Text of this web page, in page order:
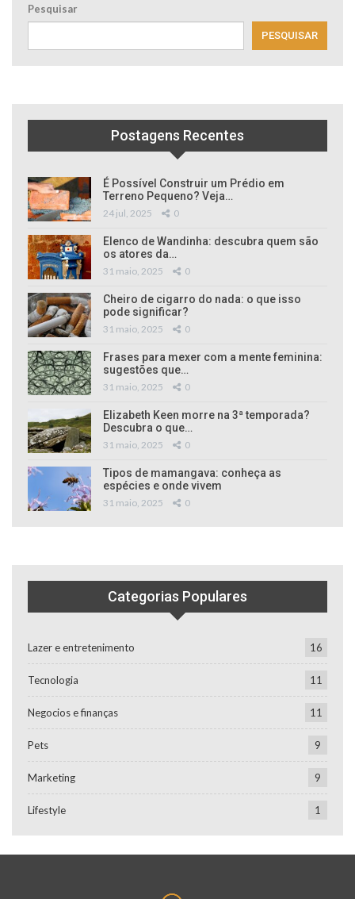
Pesquisar
PESQUISAR
Postagens Recentes
É Possível Construir um Prédio em
Terreno Pequeno? Veja…
24 jul, 2025 0
Elenco de Wandinha: descubra quem são
os atores da…
31 maio, 2025 0
Cheiro de cigarro do nada: o que isso
pode significar?
31 maio, 2025 0
Frases para mexer com a mente feminina:
sugestões que…
31 maio, 2025 0
Elizabeth Keen morre na 3ª temporada?
Descubra o que…
31 maio, 2025 0
Tipos de mamangava: conheça as
espécies e onde vivem
31 maio, 2025 0
Categorias Populares
Lazer e entretenimento 16
Tecnologia 11
Negocios e finanças 11
Pets 9
Marketing 9
Lifestyle 1